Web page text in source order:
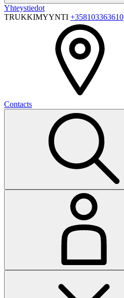
Yhteystiedot
TRUKKIMYYNTI +358103363610
Contacts